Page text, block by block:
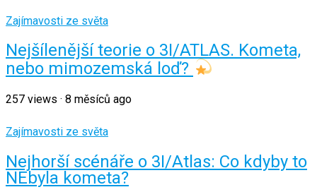
Zajímavosti ze světa
Nejšílenější teorie o 3I/ATLAS. Kometa,
nebo mimozemská loď?
257 views · 8 měsíců ago
Zajímavosti ze světa
Nejhorší scénáře o 3I/Atlas: Co kdyby to
NEbyla kometa?